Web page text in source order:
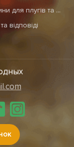
плугів та агротехніки
відповіді